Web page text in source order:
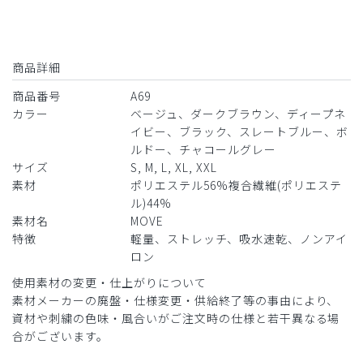
購入確認済み
年齢:
肩のボタンはワンタッチが良いです。
急いでの着脱に穴かけは手間で❌
A69メンズ:クルーネックスクラブトップス・
MOVE/ボルドー/L
商品詳細
商品番号
A69
カラー
ベージュ、ダークブラウン、ディープネ
イビー、ブラック、スレートブルー、ボ
ルドー、チャコールグレー
サイズ
S, M, L, XL, XXL
素材
ポリエステル56%複合繊維(ポリエステ
ル)44%
素材名
MOVE
特徴
軽量、ストレッチ、吸水速乾、ノンアイ
ロン
使用素材の変更・仕上がりについて
素材メーカーの廃盤・仕様変更・供給終了等の事由により、
資材や刺繍の色味・風合いがご注文時の仕様と若干異なる場
合がございます。